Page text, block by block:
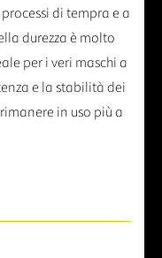
di tempra e a
durezza è molto
per i veri maschi a
e la stabilità dei
in uso più a